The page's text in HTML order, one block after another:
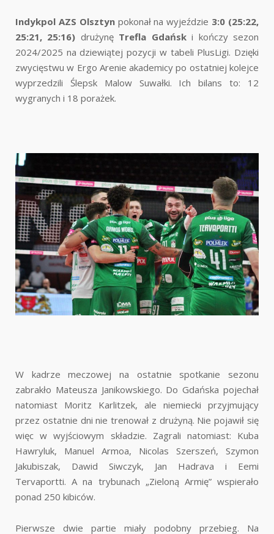
Indykpol AZS Olsztynpokonał na wyjeździe 3:0 (25:22,
25:21, 25:16) drużynęTrefla Gdański kończy sezon
2024/2025 na dziewiątej pozycji w tabeli PlusLigi. Dzięki
zwycięstwu w Ergo Arenie akademicy po ostatniej kolejce
wyprzedzili Ślepsk Malow Suwałki. Ich bilans to: 12
wygranych i 18 porażek.
W kadrze meczowej na ostatnie spotkanie sezonu
zabrakło Mateusza Janikowskiego. Do Gdańska pojechał
natomiast Moritz Karlitzek, ale niemiecki przyjmujący
przez ostatnie dni nie trenował z drużyną. Nie pojawił się
więc w wyjściowym składzie. Zagrali natomiast: Kuba
Hawryluk, Manuel Armoa, Nicolas Szerszeń, Szymon
Jakubiszak, Dawid Siwczyk, Jan Hadrava i Eemi
Tervaportti. A na trybunach „Zieloną Armię” wspierało
ponad 250 kibiców.
Pierwsze dwie partie miały podobny przebieg. Na